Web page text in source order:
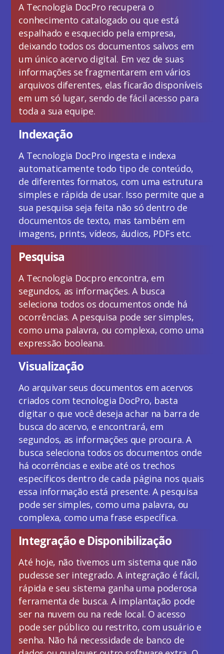
A Tecnologia DocPro recupera o
conhecimento catalogado ou que está
espalhado e esquecido pela empresa,
deixando todos os documentos salvos em
um único acervo digital. Em vez de suas
informações se fragmentarem em vários
arquivos diferentes, elas ficarão disponíveis
em um só lugar, sendo de fácil acesso para
toda a sua equipe.
Indexação
A Tecnologia DocPro ingesta e indexa
automaticamente todo tipo de conteúdo,
de diferentes formatos, com uma estrutura
simples e rápida de usar. Isso permite que a
sua pesquisa seja feita não só dentro de
documentos de texto, mas também em
imagens, prints, vídeos, áudios, PDFs etc.
Pesquisa
A Tecnologia Docpro encontra, em
segundos, as informações. A busca
seleciona todos os documentos onde há
ocorrências. A pesquisa pode ser simples,
como uma palavra, ou complexa, como uma
expressão booleana.
Visualização
Ao arquivar seus documentos em acervos
criados com tecnologia DocPro, basta
digitar o que você deseja achar na barra de
busca do acervo, e encontrará, em
segundos, as informações que procura. A
busca seleciona todos os documentos onde
há ocorrências e exibe até os trechos
específicos dentro de cada página nos quais
essa informação está presente. A pesquisa
pode ser simples, como uma palavra, ou
complexa, como uma frase específica.
Integração e Disponibilização
Até hoje, não tivemos um sistema que não
pudesse ser integrado. A integração é fácil,
rápida e seu sistema ganha uma poderosa
ferramenta de busca. A implantação pode
ser na nuvem ou na rede local. O acesso
pode ser público ou restrito, com usuário e
senha. Não há necessidade de banco de